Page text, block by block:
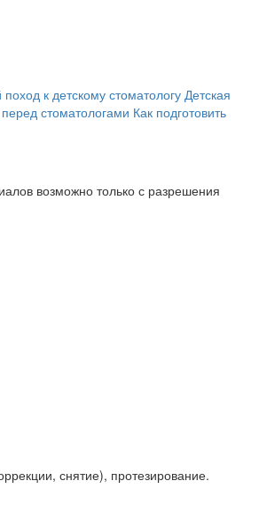
к детскому стоматологу Детская
стоматологами Как подготовить
возможно только с разрешения
снятие), протезирование.